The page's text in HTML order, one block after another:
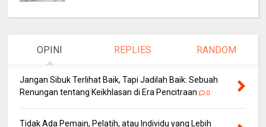
OPINI REPLIES RANDOM
Jangan Sibuk Terlihat Baik, Tapi Jadilah Baik: Sebuah
Renungan tentang Keikhlasan di Era Pencitraan
0
Tidak Ada Pemain, Pelatih, atau Individu yang Lebih